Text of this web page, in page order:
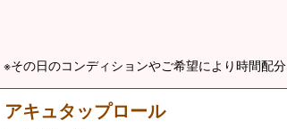
※その日のコンディションやご希望により時間配分
アキュタップロール